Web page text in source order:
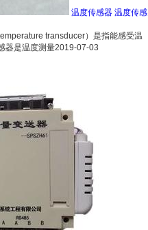
温度传感器 温度传感
transducer）是指能感受温
器是温度测量2019-07-03